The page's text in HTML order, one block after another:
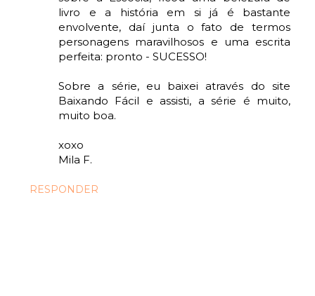
livro e a história em si já é bastante
envolvente, daí junta o fato de termos
personagens maravilhosos e uma escrita
perfeita: pronto - SUCESSO!
Sobre a série, eu baixei através do site
Baixando Fácil e assisti, a série é muito,
muito boa.
xoxo
Mila F.
RESPONDER